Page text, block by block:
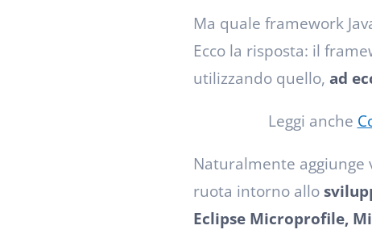
Ma quale framework
Ecco la risposta: il
utilizzando quello, ad
Leggi anche
Naturalmente
ruota intorno allo
Eclipse Microprofile,